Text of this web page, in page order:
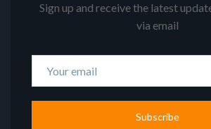
Sign up and receive the latest
via email
Subscribe